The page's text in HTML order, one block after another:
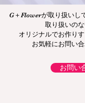
G＋Flowerが取り扱いし
取り扱いの
オリジナルでお作り
お気軽にお問い合
お問い